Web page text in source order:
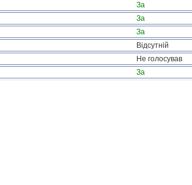
За
За
За
Відсутній
Не голосував
За